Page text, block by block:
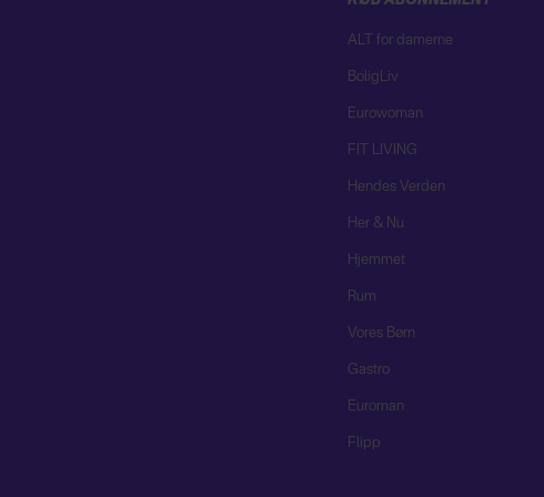
ALT for damerne
BoligLiv
Eurowoman
FIT LIVING
Hendes Verden
Her & Nu
Hjemmet
Rum
Vores Børn
Gastro
Euroman
Flipp